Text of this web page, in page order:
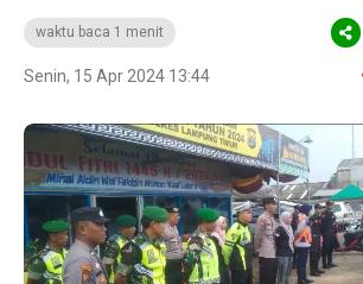
waktu baca 1 menit
Senin, 15 Apr 2024 13:44